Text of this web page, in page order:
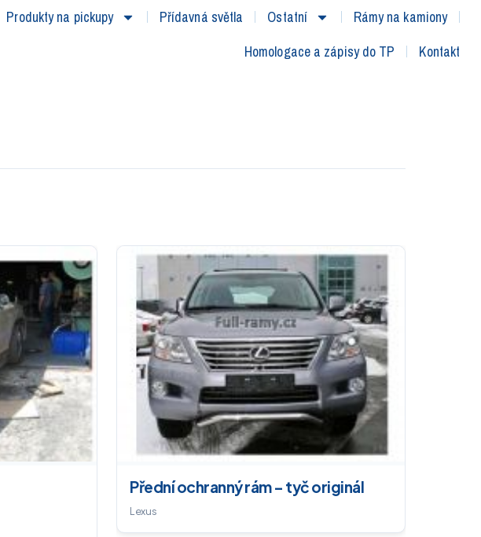
Produkty na pickupy Přídavná světla Ostatní
Rámy na kamiony
Homologace a zápisy do TP
Kontakt
Přední ochranný rám – tyč originál
Lexus